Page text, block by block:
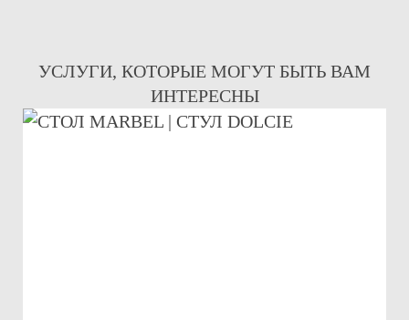
УСЛУГИ, КОТОРЫЕ МОГУТ БЫТЬ ВАМ
ИНТЕРЕСНЫ